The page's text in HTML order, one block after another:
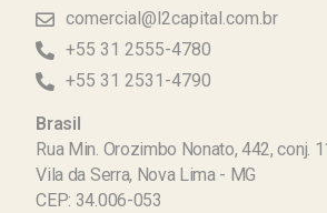
comercial@l2capital.com.br
+55 31 2555-4780
+55 31 2531-4790
Brasil
Rua Min. Orozimbo Nonato, 442, conj.
Vila da Serra, Nova Lima - MG
CEP: 34.006-053